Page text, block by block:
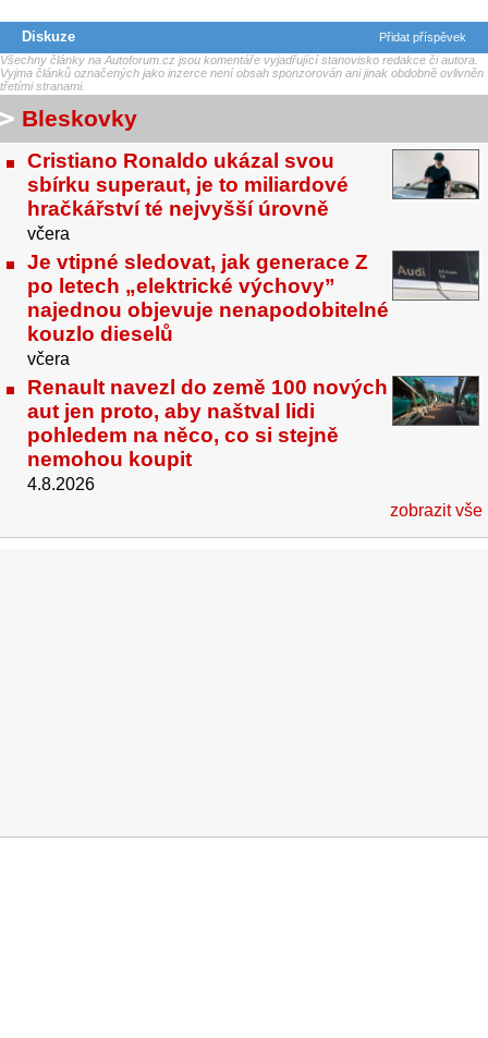
Diskuze
Přidat příspěvek
Všechny články na Autoforum.cz jsou komentáře vyjadřující stanovisko redakce či autora.
Vyjma článků označených jako inzerce není obsah sponzorován ani jinak obdobně ovlivněn
třetími stranami.
Bleskovky
Cristiano Ronaldo ukázal svou
sbírku superaut, je to miliardové
hračkářství té nejvyšší úrovně
včera
Je vtipné sledovat, jak generace Z
po letech „elektrické výchovy”
najednou objevuje nenapodobitelné
kouzlo dieselů
včera
Renault navezl do země 100 nových
aut jen proto, aby naštval lidi
pohledem na něco, co si stejně
nemohou koupit
4.8.2026
zobrazit vše